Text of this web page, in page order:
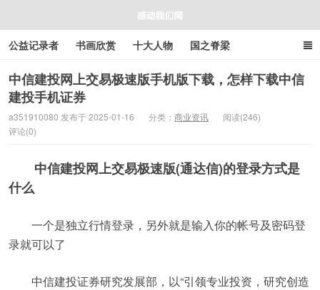
感动我们网
公益记录者 书画欣赏 十大人物 国之脊梁
好人好事 感人资讯 商业资讯 在线工具箱
中信建投网上交易极速版手机版下载，怎样下载中信
建投手机证券
a351910080 发布于 2025-01-16 分类： 商业资讯
阅读(246)
评论(0)
中信建投网上交易极速版(通达信)的登录方式是
什么
一个是独立行情登录，另外就是输入你的帐号及密码登
录就可以了
中信建投证券研究发展部，以“引领专业投资，研究创造